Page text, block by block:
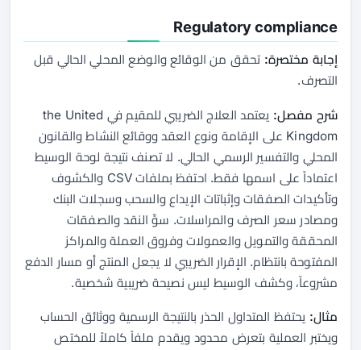
Regulatory compliance
إجابة مختصرة: تحقق من الوقائع والوضع المحلي الحالي قبل
التصرف.
شرح مفصل:
يعتمد العلاج الضريبي للمقيم في the United
Kingdom على الإقامة ونوع العقد ووقائع النشاط والقانون
المحلي والتفسير الرسمي الحالي. لا تصنف نتيجة لوحة الوسيط
اعتماداً على اسمها فقط. احتفظ بملفات CSV والكشوف
وتأكيدات الصفقات وإثباتات الإيداع والسحب وسجلات البنك
ومصادر سعر الصرف والمراسلات. سوِّ النقد والصفقات
المحققة والتمويل والعمولات وفروق العملة والمراكز
المفتوحة بانتظام. الإقرار الضريبي لا يجعل المنتج أو مسار الدفع
مشروعاً، وكشف الوسيط ليس نصيحة ضريبية شخصية.
مثال: يحتفظ المتداول الحذر بالنتيجة الرسمية ووثائق الحساب
ويختبر العملية بتعرض محدود ويقدم ملفاً كاملاً للمختص